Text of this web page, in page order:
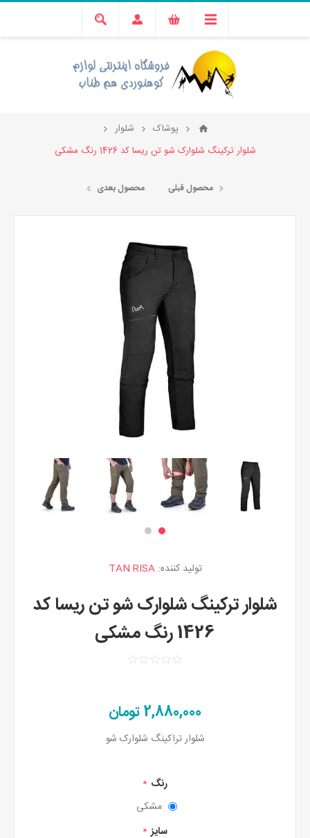
پوشاک
شلوار
شلوار ترکینگ شلوارک شو تن ریسا کد 1426 رنگ مشکی
محصول قبلی محصول بعدی
تولید کننده: TAN RISA
شلوار ترکینگ شلوارک شو تن ریسا کد
1426 رنگ مشکی
2,880,000 تومان
شلوار تراکینگ شلوارک شو
رنگ *
مشکی
سایز *